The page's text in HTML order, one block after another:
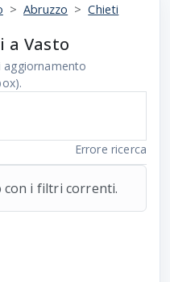
Abruzzo
Chieti
Vasto
aggiornamento
Errore ricerca
i filtri correnti.